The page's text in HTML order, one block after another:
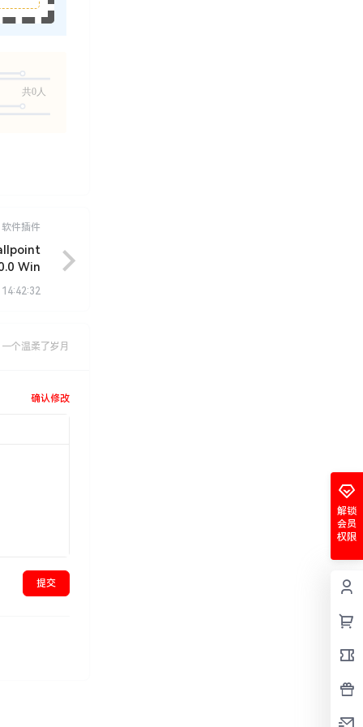
共0人
软件插件
Win
个温柔了岁月
确认修改
提交
解锁
会员
权限